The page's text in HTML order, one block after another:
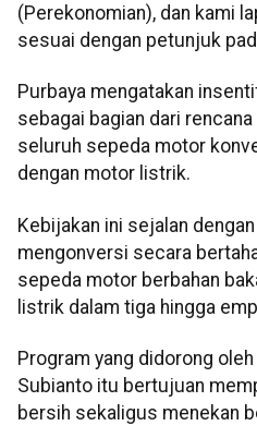
(Perekonomian), dan kami
sesuai dengan petunjuk
Purbaya mengatakan
sebagai bagian dari
seluruh sepeda motor
dengan motor listrik.
Kebijakan ini sejalan
mengonversi secara
sepeda motor berbahan
listrik dalam tiga hingga
Program yang didorong
Subianto itu bertujuan
bersih sekaligus menekan